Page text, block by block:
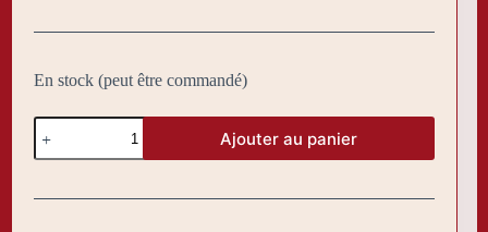
En stock (peut être commandé)
quantité
de
Tablier
Grand
Ajouter au panier